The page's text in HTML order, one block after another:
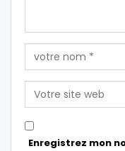
Enregistrez mon